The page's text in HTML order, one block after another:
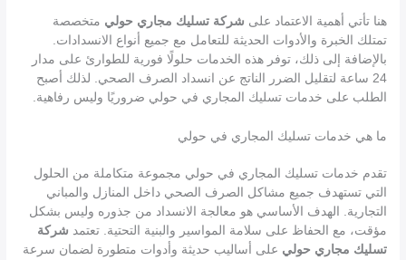
هنا تأتي أهمية الاعتماد على شركة تسليك مجاري حولي متخصصة
تمتلك الخبرة والأدوات الحديثة للتعامل مع جميع أنواع الانسدادات.
بالإضافة إلى ذلك، توفر هذه الخدمات حلولًا فورية للطوارئ على مدار
24 ساعة لتقليل الضرر الناتج عن انسداد الصرف الصحي. لذلك أصبح
الطلب على خدمات تسليك المجاري في حولي ضروريًا وليس رفاهية.
ما هي خدمات تسليك المجاري في حولي
تقدم خدمات تسليك المجاري في حولي مجموعة متكاملة من الحلول
التي تستهدف جميع مشاكل الصرف الصحي داخل المنازل والمباني
التجارية. الهدف الأساسي هو معالجة الانسداد من جذوره وليس بشكل
مؤقت، مع الحفاظ على سلامة المواسير والبنية التحتية. تعتمد شركة
تسليك مجاري حولي على أساليب حديثة وأدوات متطورة لضمان سرعة